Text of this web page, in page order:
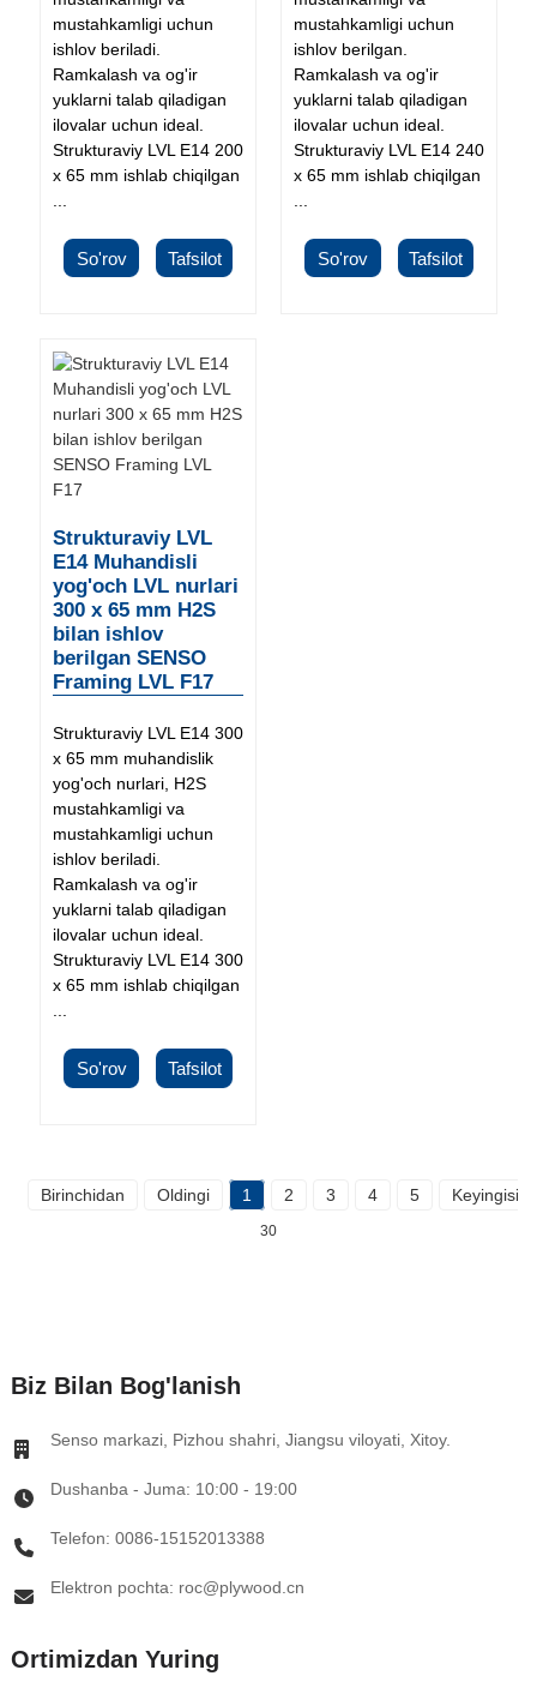
mustahkamligi uchun
ishlov beriladi.
Ramkalash va og'ir
yuklarni talab qiladigan
ilovalar uchun ideal.
Strukturaviy LVL E14 200
x 65 mm ishlab chiqilgan
So'rov Tafsilot
mustahkamligi uchun
ishlov berilgan.
Ramkalash va og'ir
yuklarni talab qiladigan
ilovalar uchun ideal.
Strukturaviy LVL E14 240
x 65 mm ishlab chiqilgan
So'rov Tafsilot
Strukturaviy LVL
E14 Muhandisli
yog'och LVL nurlari
300 x 65 mm H2S
bilan ishlov
berilgan SENSO
Framing LVL F17
Strukturaviy LVL E14 300
x 65 mm muhandislik
yog'och nurlari, H2S
mustahkamligi va
mustahkamligi uchun
ishlov beriladi.
Ramkalash va og'ir
yuklarni talab qiladigan
ilovalar uchun ideal.
Strukturaviy LVL E14 300
x 65 mm ishlab chiqilgan
...
So'rov Tafsilot
Birinchidan Oldingi 1 2 3 4 5 Keyingisi
30
Biz Bilan Bog'lanish
Senso markazi, Pizhou shahri, Jiangsu viloyati, Xitoy.
Dushanba - Juma: 10:00 - 19:00
Telefon: 0086-15152013388
Elektron pochta: roc@plywood.cn
Ortimizdan Yuring